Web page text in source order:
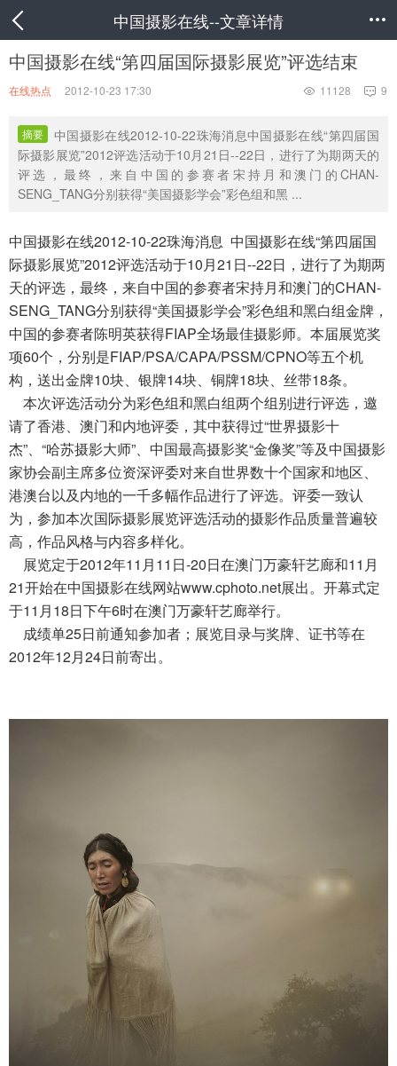
中国摄影在线--文章详情 
中国摄影在线“第四届国际摄影展览”评选结束
在线热点 2012-10-23 17:30  11128  9
摘要
中国摄影在线2012-10-22珠海消息中国摄影在线“第四届国
际摄影展览”2012评选活动于10月21日--22日，进行了为期两天的
评选，最终，来自中国的参赛者宋持月和澳门的CHAN-
SENG_TANG分别获得“美国摄影学会”彩色组和黑 ...
中国摄影在线2012-10-22珠海消息 中国摄影在线“第四届国
际摄影展览”2012评选活动于10月21日--22日，进行了为期两
天的评选，最终，来自中国的参赛者宋持月和澳门的CHAN-
SENG_TANG分别获得“美国摄影学会”彩色组和黑白组金牌，
中国的参赛者陈明英获得FIAP全场最佳摄影师。本届展览奖
项60个，分别是FIAP/PSA/CAPA/PSSM/CPNO等五个机
构，送出金牌10块、银牌14块、铜牌18块、丝带18条。
本次评选活动分为彩色组和黑白组两个组别进行评选，邀
请了香港、澳门和内地评委，其中获得过“世界摄影十
杰”、“哈苏摄影大师”、中国最高摄影奖“金像奖”等及中国摄影
家协会副主席多位资深评委对来自世界数十个国家和地区、
港澳台以及内地的一千多幅作品进行了评选。评委一致认
为，参加本次国际摄影展览评选活动的摄影作品质量普遍较
高，作品风格与内容多样化。
展览定于2012年11月11日-20日在澳门万豪轩艺廊和11月
21开始在中国摄影在线网站www.cphoto.net展出。开幕式定
于11月18日下午6时在澳门万豪轩艺廊举行。
成绩单25日前通知参加者；展览目录与奖牌、证书等在
2012年12月24日前寄出。